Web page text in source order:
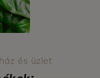
és üzlet